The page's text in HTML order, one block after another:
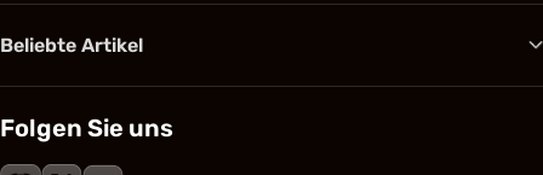
Beliebte Artikel
Folgen Sie uns